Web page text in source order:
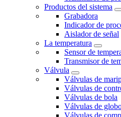
Productos del sistema
Grabadora
Indicador de
Aislador de señal
La temperatura
Sensor de
Transmisor de
Válvula
Válvulas de
Válvulas de
Válvulas de bola
Válvulas de